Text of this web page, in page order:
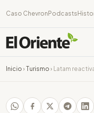
Caso Chevron Podcasts
Inicio › Turismo › Latam